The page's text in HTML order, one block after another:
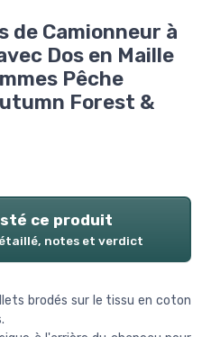
de Camionneur à
Dos en Maille
Pêche
Forest &
ce produit
notes et verdict
brodés sur le tissu en coton